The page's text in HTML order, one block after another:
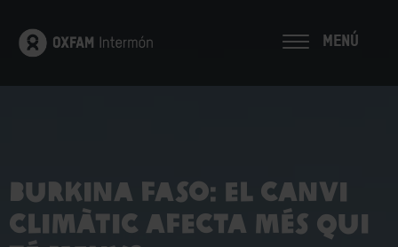
MENÚ
Burkina Faso: El canvi
climàtic afecta més qui